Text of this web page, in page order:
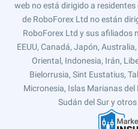
web no está dirigido a
de RoboForex Ltd no están
RoboForex Ltd y sus afiliados
EEUU, Canadá, Japón,
Oriental, Indonesia, Irán,
Bielorrusia, Sint Eustatius,
Micronesia, Islas Marianas
Sudán del Sur y